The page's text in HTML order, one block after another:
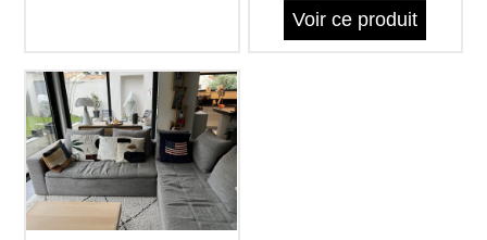
Voir ce produit